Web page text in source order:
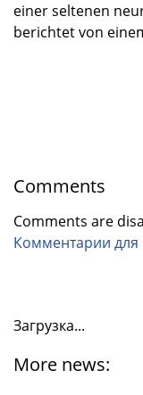
einer seltenen
berichtet von
Comments
Comments are
Комментарии для
Загрузка...
More news: